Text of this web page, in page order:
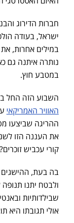
חברות הדירוג
ישראל, בעודה
נותרה איתנה גם
במטבע חוץ.
השבוע הזה החל
האוויר האמריקאי
את העננה הזו
קורי עכביש זוכרים?
בה בעת, ההישגים
ולבטח יתנו
שבילדותיות
אולי תגובתו היא